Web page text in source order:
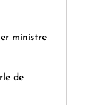
ministre
de